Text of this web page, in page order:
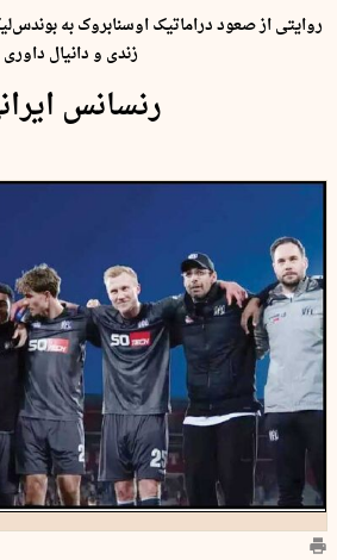
زندی و دانیال داوری
رنسانس